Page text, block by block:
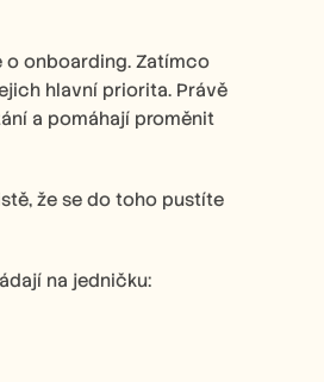
o onboarding. Zatímco
hlavní priorita. Právě
a pomáhají proměnit
že se do toho pustíte
na jedničku: